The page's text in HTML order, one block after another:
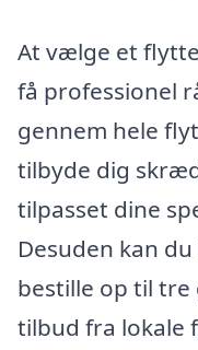
At vælge et
få professionel
gennem hele
tilbyde dig
tilpasset dine
Desuden kan
bestille op til
tilbud fra lokale